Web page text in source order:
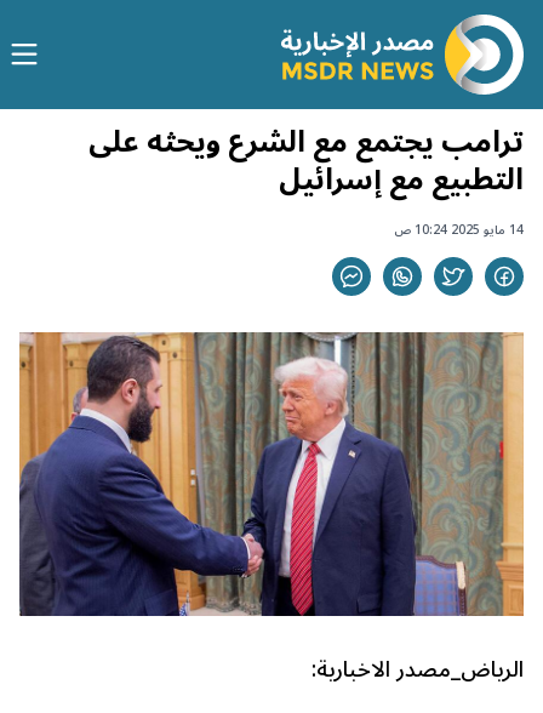
ترامب يجتمع مع الشرع ويحثه على
التطبيع مع إسرائيل
14 مايو 2025 10:24 ص
الرياض_مصدر الاخبارية: